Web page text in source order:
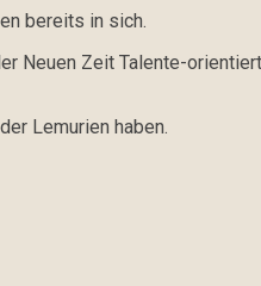
bereits in sich.
Neuen Zeit Talente-
Lemurien haben.